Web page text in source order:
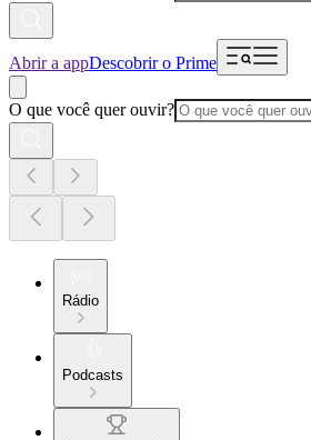
Abrir a appDescobrir o Prime
O que você quer ouvir?
Rádio
Podcasts